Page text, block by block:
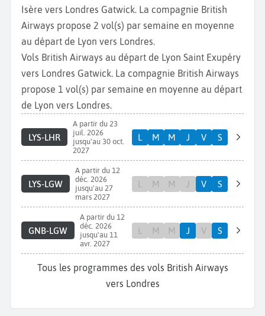
Isère vers Londres Gatwick. La compagnie British
Airways propose 2 vol(s) par semaine en moyenne
au départ de Lyon vers Londres.
Vols British Airways au départ de Lyon Saint Exupéry
vers Londres Gatwick. La compagnie British Airways
propose 1 vol(s) par semaine en moyenne au départ
de Lyon vers Londres.
LYS-LHR
A partir du 23
juil. 2026
jusqu'au 30 oct.
2027
L M M J V S
LYS-LGW
A partir du 12
déc. 2026
jusqu'au 27
mars 2027
L M M J V S
GNB-LGW
A partir du 12
déc. 2026
jusqu'au 11
avr. 2027
L M M J V S
Tous les programmes des vols British Airways
vers Londres